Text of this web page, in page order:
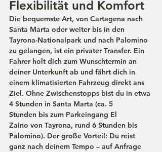
Flexibilität und Komfort
Die bequemste Art, von Cartagena nach
Santa Marta oder weiter bis in den
Tayrona-Nationalpark und nach Palomino
zu gelangen, ist ein privater Transfer. Ein
Fahrer holt dich zum Wunschtermin an
deiner Unterkunft ab und fährt dich in
einem klimatisierten Fahrzeug direkt ans
Ziel. Ohne Zwischenstopps bist du in etwa
4 Stunden in Santa Marta (ca. 5
Stunden bis zum Parkeingang El
Zaino von Tayrona, rund 6 Stunden bis
Palomino). Der große Vorteil: Du reist
ganz nach deinem Tempo – auf Anfrage